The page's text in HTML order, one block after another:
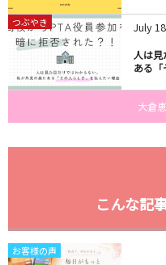
つぶやき July18
人は
ある
大倉
こんな記
お客様の声